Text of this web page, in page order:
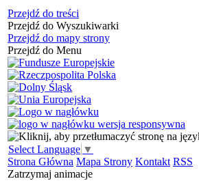
Przejdź do treści
Przejdź do Wyszukiwarki
Przejdź do mapy strony
Przejdź do Menu
Select Language ▼
Strona Główna Mapa Strony Kontakt RSS
Zatrzymaj animacje